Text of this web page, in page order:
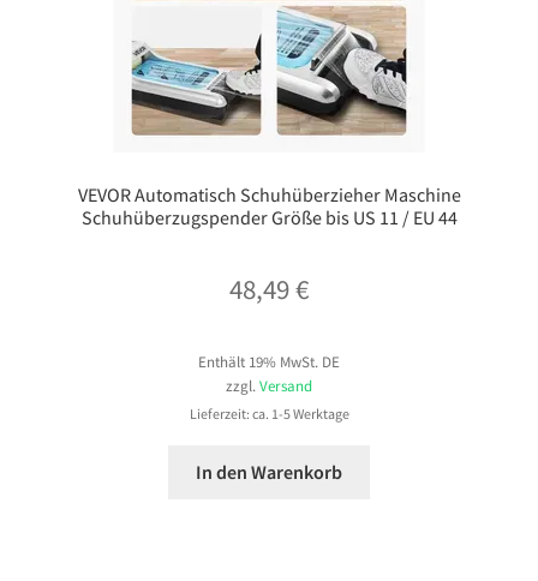
VEVOR Automatisch Schuhüberzieher Maschine
Schuhüberzugspender Größe bis US 11 / EU 44
48,49€
Enthält 19% MwSt. DE
zzgl. Versand
Lieferzeit: ca. 1-5 Werktage
In den Warenkorb